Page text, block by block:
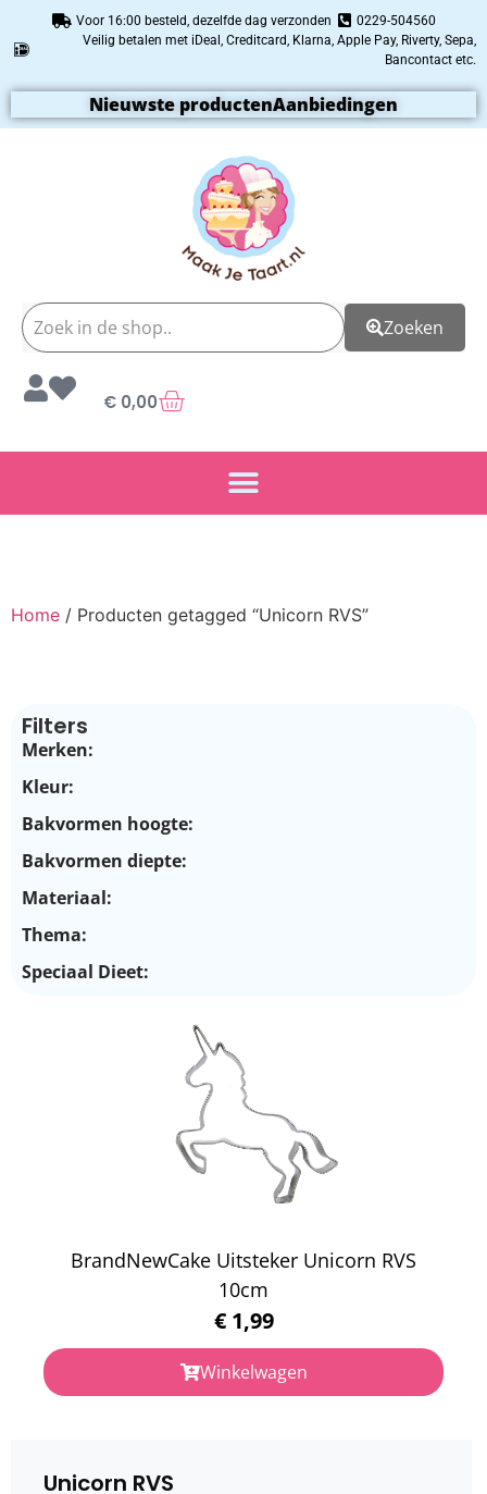
Voor 16:00 besteld, dezelfde dag verzonden
0229-504560
Veilig betalen met iDeal, Creditcard, Klarna, Apple Pay, Riverty, Sepa,
Bancontact etc.
Nieuwste productenAanbiedingen
Zoeken
€ 0,00
Home / Producten getagged “Unicorn RVS”
Filters
Merken:
Kleur:
Bakvormen hoogte:
Bakvormen diepte:
Materiaal:
Thema:
Speciaal Dieet:
BrandNewCake Uitsteker Unicorn RVS
10cm
€1,99
Winkelwagen
Unicorn RVS